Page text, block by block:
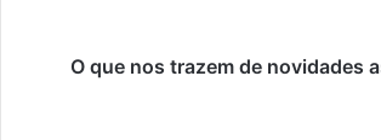
O que nos trazem de novidades